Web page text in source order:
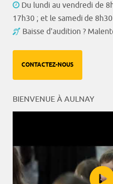
Du lundi au vendredi de
17h30 ; et le samedi de
Baisse d'audition ?
CONTACTEZ-NOUS
BIENVENUE À AULNAY